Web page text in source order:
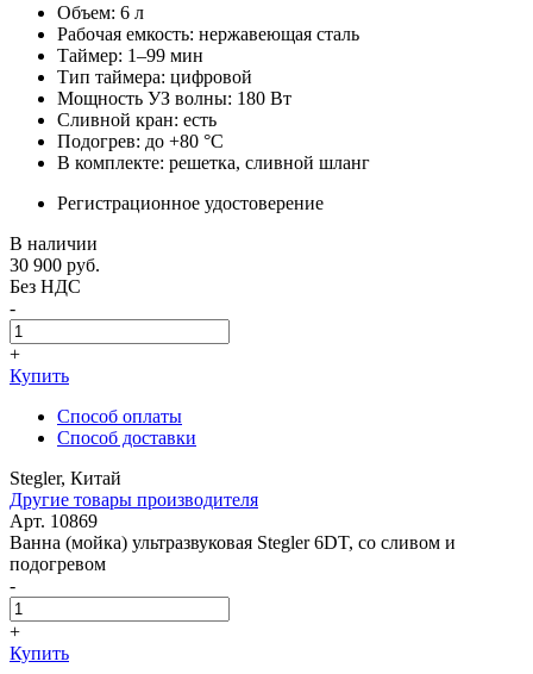
Объем: 6 л
Рабочая емкость: нержавеющая сталь
Таймер: 1–99 мин
Тип таймера: цифровой
Мощность УЗ волны: 180 Вт
Сливной кран: есть
Подогрев: до +80 °C
В комплекте: решетка, сливной шланг
Регистрационное удостоверение
В наличии
30 900 руб.
Без НДС
-
+
Купить
Способ оплаты
Способ доставки
Stegler, Китай
Другие товары производителя
Арт. 10869
Ванна (мойка) ультразвуковая Stegler 6DT, со сливом и
подогревом
-
+
Купить